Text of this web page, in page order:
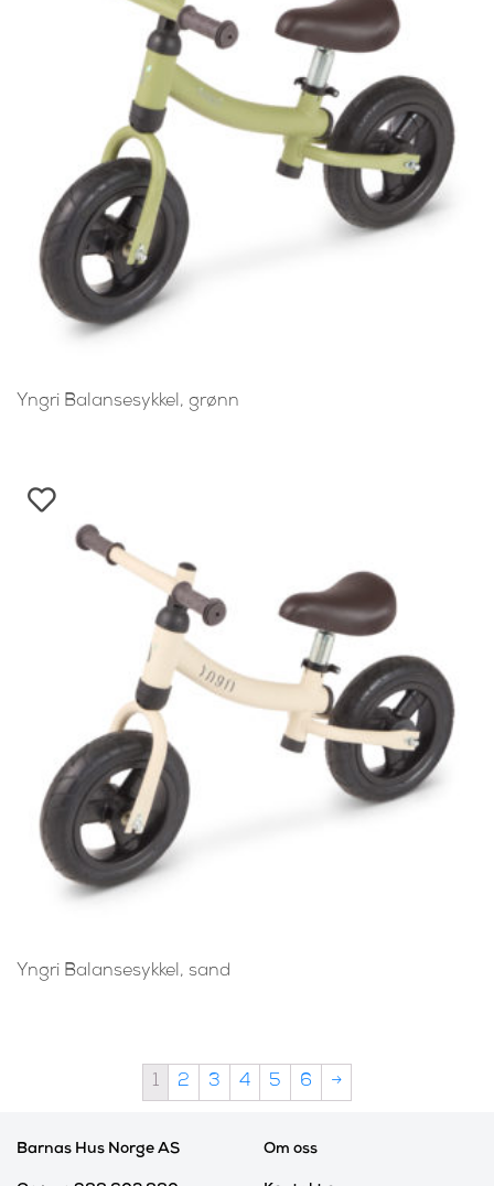
Yngri Balansesykkel, grønn
Yngri Balansesykkel, sand
1 2 3 4 5 6 →
Barnas Hus Norge AS Om oss